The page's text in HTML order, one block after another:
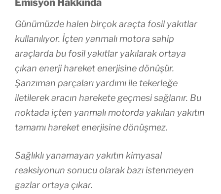
Emisyon Hakkında
Günümüzde halen birçok araçta fosil yakıtlar
kullanılıyor. İçten yanmalı motora sahip
araçlarda bu fosil yakıtlar yakılarak ortaya
çıkan enerji hareket enerjisine dönüşür.
Şanzıman parçaları yardımı ile tekerleğe
iletilerek aracın harekete geçmesi sağlanır. Bu
noktada içten yanmalı motorda yakılan yakıtın
tamamı hareket enerjisine dönüşmez.
Sağlıklı yanamayan yakıtın kimyasal
reaksiyonun sonucu olarak bazı istenmeyen
gazlar ortaya çıkar.